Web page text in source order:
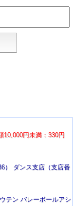
10,000円未満：330円
） ダンス支店（支店番
テン バレーボールアシ